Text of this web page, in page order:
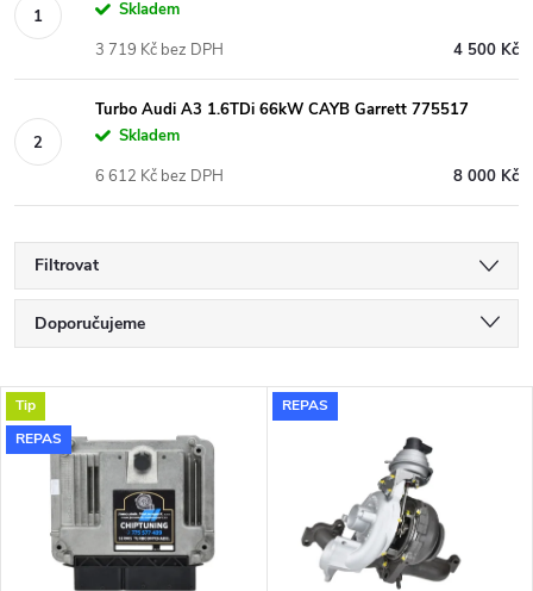
Skladem
4 500 Kč
3 719 Kč bez DPH
Turbo Audi A3 1.6TDi 66kW CAYB Garrett 775517
Skladem
8 000 Kč
6 612 Kč bez DPH
Filtrovat
Ř
a
z
Doporučujeme
Nejdražší
Nejprodávanější
Abecedně
V
ý
Tip
REPAS
REPAS